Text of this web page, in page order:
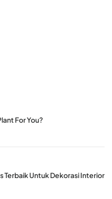
For You?
Terbaik Untuk Dekorasi Interior